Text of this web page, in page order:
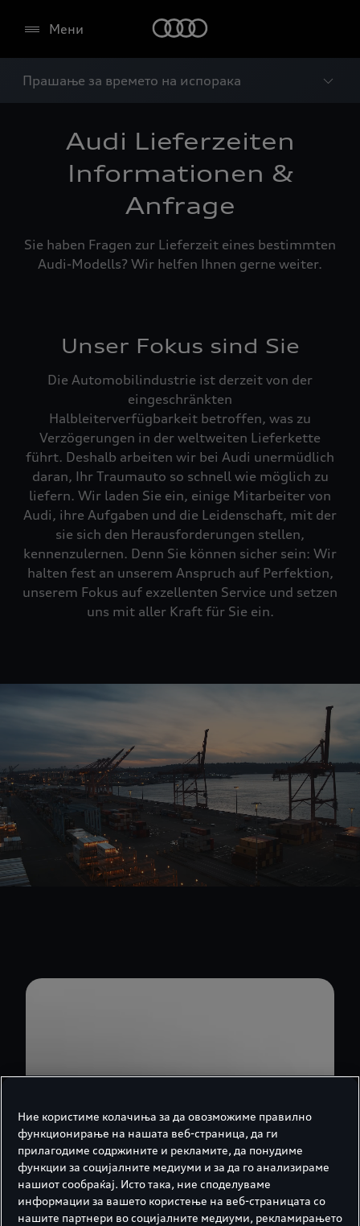
Мени
Прашање за времето на испорака
Audi Lieferzeiten
Informationen &
Anfrage
Sie haben Fragen zur Lieferzeit eines bestimmten
Audi-Modells? Wir helfen Ihnen gerne weiter.
Unser Fokus sind Sie
Die Automobilindustrie ist derzeit von der
eingeschränkten
Halbleiterverfügbarkeit betroffen, was zu
Verzögerungen in der weltweiten Lieferkette
führt. Deshalb arbeiten wir bei Audi unermüdlich
daran, Ihr Traumauto so schnell wie möglich zu
liefern. Wir laden Sie ein, einige Mitarbeiter von
Audi, ihre Aufgaben und die Leidenschaft, mit der
sie sich den Herausforderungen stellen,
kennenzulernen. Denn Sie können sicher sein: Wir
halten fest an unserem Anspruch auf Perfektion,
unserem Fokus auf exzellenten Service und setzen
uns mit aller Kraft für Sie ein.
Ние користиме колачиња за да овозможиме правилно
функционирање на нашата веб-страница, да ги
прилагодиме содржините и рекламите, да понудиме
функции за социјалните медиуми и за да го анализираме
нашиот сообраќај. Исто така, ние споделуваме
информации за вашето користење на веб-страницата со
нашите партнери во социјалните медиуми, рекламирањето